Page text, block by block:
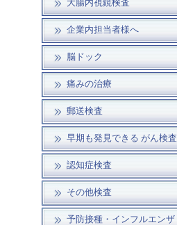
大腸内視鏡検査
企業内担当者様へ
脳ドック
痛みの治療
郵送検査
早期も発見できる がん検査
認知症検査
その他検査
予防接種・インフルエンザ